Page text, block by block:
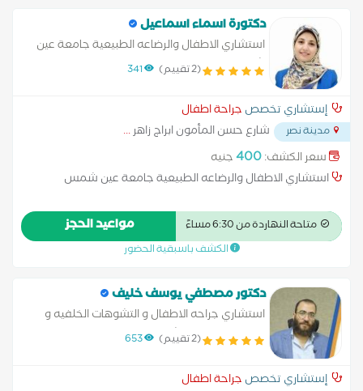
دكتورة اسماء اسماعيل
استشاري الاطفال والرضاعه الطبيعية جامعة عين
شمس
(2 تقييم) 341
إستشاري تخصص جراحة اطفال
مدينة نصر شارع حسن المأمون ابراج زاهر...
سعر الكشف:400جنيه
استشاري الاطفال والرضاعه الطبيعية جامعة عين شمس
متاحة النهاردة من 6:30 مساءً مواعيد الحجز
الكشف باسبقية الحضور
دكتور مصطفي يوسف خليف
استشاري جراحه الاطفال و التشوهات الخلفيه و
حديثي الولاده استشاري الجراحه العامه و المناظير
(2 تقييم) 653
إستشاري تخصص جراحة اطفال